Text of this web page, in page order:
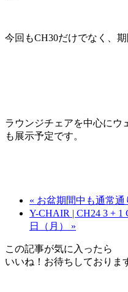
今回もCH30だけでなく、
ラウンジチェアを中心にウ
も展示予定です。
« お盆期間中も通常通
Y-CHAIR | CH24 3 + 1
日（月） »
この記事が気に入ったら
いいね！お待ちしておりま